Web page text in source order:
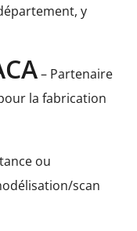
y
– Partenaire
la fabrication
ou
scan